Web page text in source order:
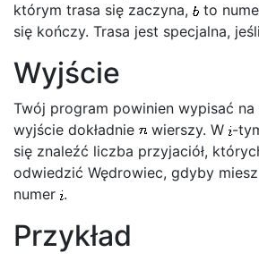
którym trasa się zaczyna,
to
się kończy. Trasa jest specjalna, jeśli
Wyjście
Twój program powinien wypisać
wyjście dokładnie
wierszy. W -
się znaleźć liczba przyjaciół,
odwiedzić Wędrowiec, gdyby
numer .
Przykład